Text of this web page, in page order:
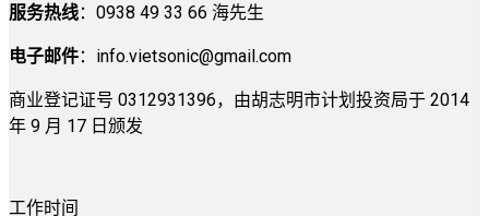
服务热线：0938 49 33 66 海先生
电子邮件： info.vietsonic@gmail.com
商业登记证号 0312931396，由胡志明市计划投资局于 2014
年 9 月 17 日颁发
工作时间